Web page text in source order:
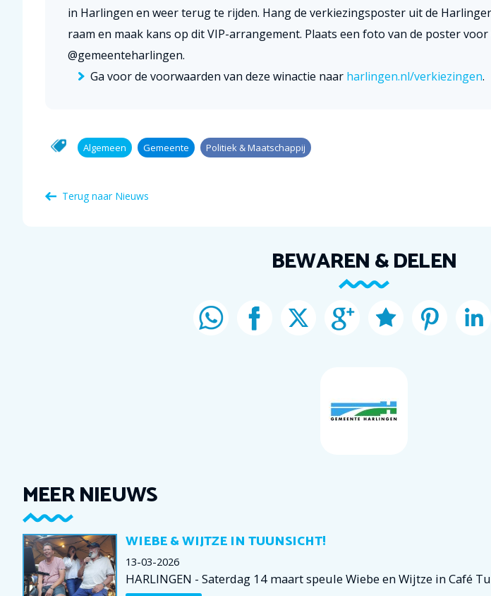
in Harlingen en weer terug te rijden. Hang de verkiezingsposter uit de
raam en maak kans op dit VIP-arrangement. Plaats een foto van de poster voor
@gemeenteharlingen.
Ga voor de voorwaarden van deze winactie naar harlingen.nl/verkiezingen.
Algemeen Gemeente Politiek & Maatschappij
Terug naar Nieuws
BEWAREN & DELEN
MEER NIEUWS
WIEBE & WIJTZE IN TUUNSICHT!
13-03-2026
HARLINGEN - Saterdag 14 maart speule Wiebe en Wijtze in Café